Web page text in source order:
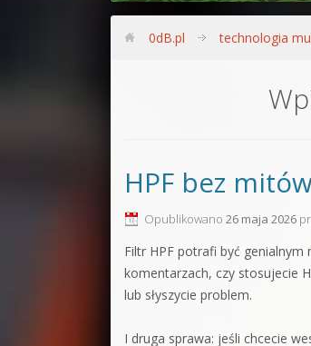
0dB.pl technologia
HPF bez
Opublikowano 26 maja 2026
Filtr HPF potrafi być
komentarzach, czy stosujecie
lub słyszycie problem.
I druga sprawa: jeśli chcecie